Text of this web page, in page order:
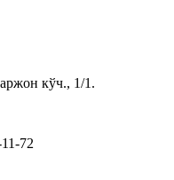
кўч., 1/1.
72